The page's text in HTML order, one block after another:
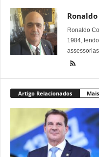
Ronaldo
1984,
Artigo Relacionados